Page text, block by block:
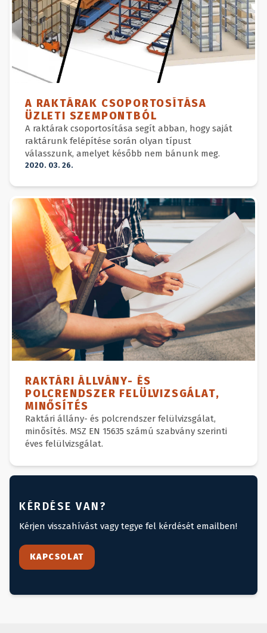
A RAKTÁRAK CSOPORTOSÍTÁSA
ÜZLETI SZEMPONTBÓL
A raktárak csoportosítása segít abban, hogy saját
raktárunk felépítése során olyan típust
válasszunk, amelyet később nem bánunk meg.
2020. 03. 26.
RAKTÁRI ÁLLVÁNY- ÉS
POLCRENDSZER FELÜLVIZSGÁLAT,
MINŐSÍTÉS
Raktári állány- és polcrendszer felülvizsgálat,
minősítés. MSZ EN 15635 számú szabvány szerinti
éves felülvizsgálat.
KÉRDÉSE VAN?
Kérjen visszahívást vagy tegye fel kérdését emailben!
KAPCSOLAT